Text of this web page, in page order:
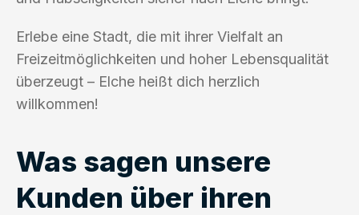
Erlebe eine Stadt, die mit ihrer Vielfalt an
Freizeitmöglichkeiten und hoher Lebensqualität
überzeugt – Elche heißt dich herzlich
willkommen!
Was sagen unsere
Kunden über ihren